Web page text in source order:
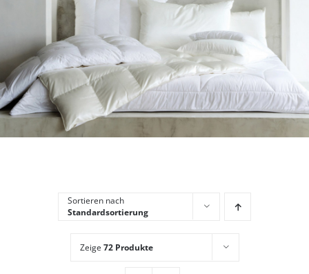
Sortieren nach
Standardsortierung
Zeige 72 Produkte